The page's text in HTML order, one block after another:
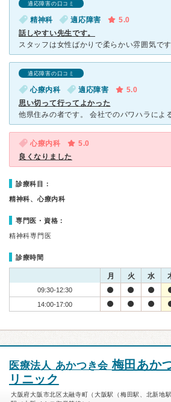
適応障害の口コミ
精神科 適応障害
5.0
話しやすい先生です。
適応障害の口コミ
心療内科 適応障害
5.0
思い切って行ってよかった
心療内科
5.0
良くなりました
診療科目：
精神科、心療内科
専門医・資格：
精神科専門医
診療時間
月 火 水
09:30-12:30
14:00-17:00
医療法人 あかつき会梅田あか
リニック
大阪府大阪市北区太融寺町（大阪駅（梅田駅、北新地